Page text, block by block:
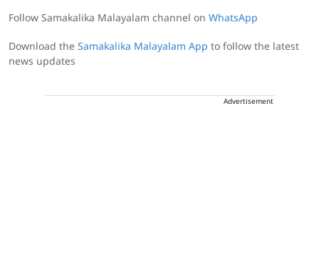
Follow Samakalika Malayalam channel on WhatsApp
Download the Samakalika Malayalam App to follow the latest
news updates
Advertisement